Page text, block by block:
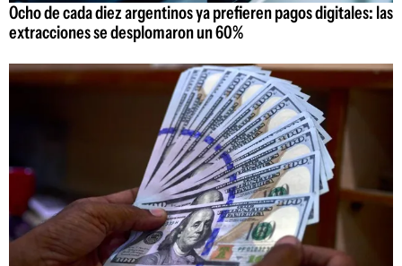
Ocho de cada diez argentinos ya prefieren pagos digitales: las
extracciones se desplomaron un 60%